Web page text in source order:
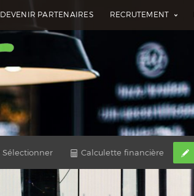
DEVENIR PARTENAIRES RECRUTEMENT
Sélectionner Calculette financière